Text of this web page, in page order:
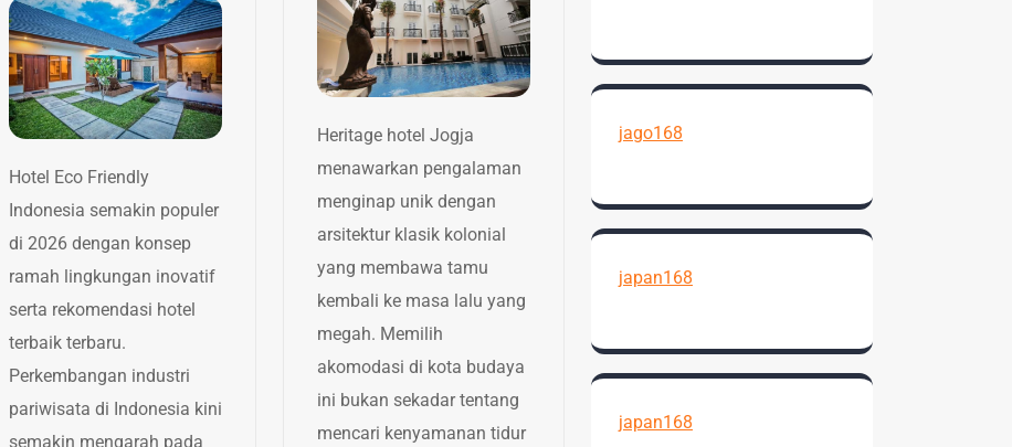
Hotel Eco Friendly
Indonesia semakin populer
di 2026 dengan konsep
ramah lingkungan inovatif
serta rekomendasi hotel
terbaik terbaru.
Perkembangan industri
pariwisata di Indonesia kini
semakin mengarah pada
Heritage hotel Jogja
menawarkan pengalaman
menginap unik dengan
arsitektur klasik kolonial
yang membawa tamu
kembali ke masa lalu yang
megah. Memilih
akomodasi di kota budaya
ini bukan sekadar tentang
mencari kenyamanan tidur
jago168
japan168
japan168